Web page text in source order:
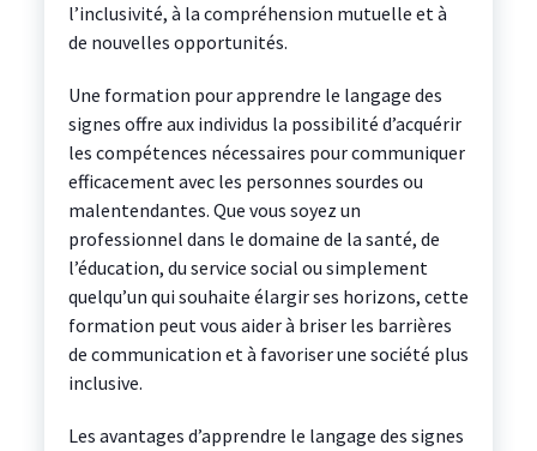
l’inclusivité, à la compréhension mutuelle et à
de nouvelles opportunités.
Une formation pour apprendre le langage des
signes offre aux individus la possibilité d’acquérir
les compétences nécessaires pour communiquer
efficacement avec les personnes sourdes ou
malentendantes. Que vous soyez un
professionnel dans le domaine de la santé, de
l’éducation, du service social ou simplement
quelqu’un qui souhaite élargir ses horizons, cette
formation peut vous aider à briser les barrières
de communication et à favoriser une société plus
inclusive.
Les avantages d’apprendre le langage des signes